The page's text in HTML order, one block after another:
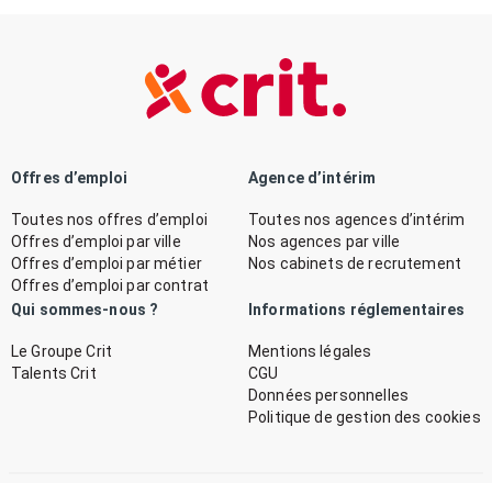
Offres d’emploi
Toutes nos offres d’emploi
Offres d’emploi par ville
Offres d’emploi par métier
Offres d’emploi par contrat
Agence d’intérim
Toutes nos agences d’intérim
Nos agences par ville
Nos cabinets de recrutement
Qui sommes-nous ?
Le Groupe Crit
Talents Crit
Informations réglementaires
Mentions légales
CGU
Données personnelles
Politique de gestion des cookies